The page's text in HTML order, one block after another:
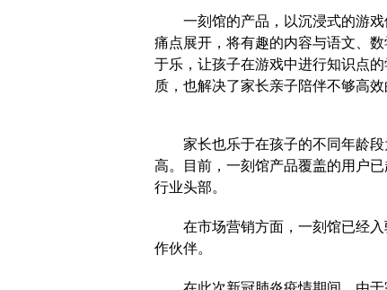
一刻馆的产品，以沉浸式的游戏
痛点展开，将有趣的内容与语文、
于乐，让孩子在游戏中进行知识点
质，也解决了家长亲子陪伴不够高效
家长也乐于在孩子的不同年龄段
高。目前，一刻馆产品覆盖的用户
行业头部。
在市场营销方面，一刻馆已经入
作伙伴。